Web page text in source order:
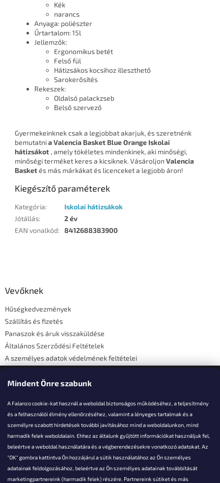
Mindent Önre szabunk
A Falanzo cookie-kat használ a weboldal biztonságos működéséhez, a teljesítmény
és a felhasználói élmény ellenőrzéséhez, valamint a lényeges tartalmak és a
személyre szabott hirdetések további javításához mind a weboldalunkon, mind
harmadik felek weboldalain. Ehhez az általunk gyűjtött információkat használjuk fel,
beleértve a weboldal használatára és a végberendezésekre vonatkozó adatokat. Az
"OK" gombra kattintva Ön hozzájárul a sütik használatához az Ön személyes
adatainak feldolgozásához, beleértve az Ön személyes adatainak továbbítását
marketingpartnereink (harmadik felek) részére. Partnereink sütiket és más
Kék
narancs
Anyaga: poliészter
Űrtartalom: 15l
Jellemzők:
Ergonomikus betét
Felső fül
Hátizsákos kocsihoz illeszthető
Sarokerősítés
Rekeszek:
Oldalsó palackzseb
Belső szervező
Gyermekeinknek csak a legjobbat akarjuk, és szeretnénk
bemutatnia Valencia Basket Blue Orange Iskolai
hátizsákot , amely tökéletes mindenkinek, aki minőségi,
minőségi terméket keres a kicsiknek. Vásároljon Valencia
Basketés más márkákat és licenceket a legjobb áron!
Kiegészítő paraméterek
Kategória:
Iskolai hátizsákok
Jótállás:
2 év
EAN vonalkód: 8412688383900
Vevőknek
Hűségkedvezmények
Szállítás és fizetés
Panaszok és áruk visszaküldése
Általános Szerződési Feltételek
A személyes adatok védelmének feltételei
Elérhetőségi adatok
Akarsz kérdezni valamit?
info@falanzo.hu